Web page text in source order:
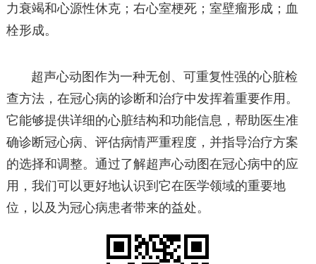
力衰竭和心源性休克；右心室梗死；室壁瘤形成；血
栓形成。
超声心动图作为一种无创、可重复性强的心脏检
查方法，在冠心病的诊断和治疗中发挥着重要作用。
它能够提供详细的心脏结构和功能信息，帮助医生准
确诊断冠心病、评估病情严重程度，并指导治疗方案
的选择和调整。通过了解超声心动图在冠心病中的应
用，我们可以更好地认识到它在医学领域的重要地
位，以及为冠心病患者带来的益处。